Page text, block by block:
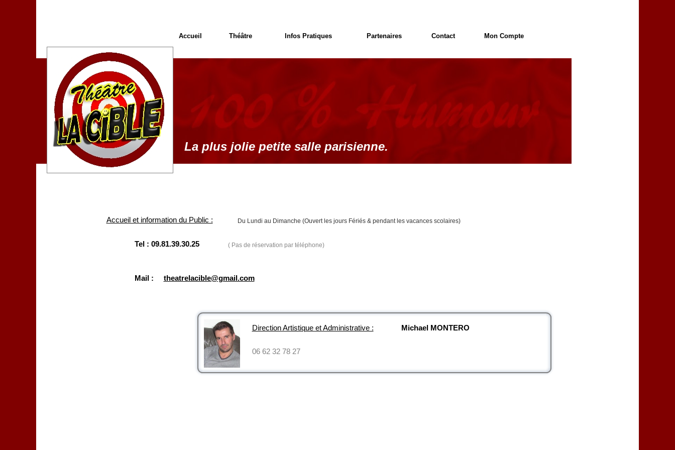
Accueil et information du Public : Du Lundi au Dimanche (Ouvert les jours Fériés & pendant les vacances scolaires)
Tel : 09.81.39.30.25 ( Pas de réservation par téléphone)
Mail : theatrelacible@gmail.com
La plus jolie petite salle parisienne.
Direction Artistique et Administrative :
06 62 32 78 27
Michael MONTERO
Accueil Théâtre Infos Pratiques Partenaires Contact Mon Compte